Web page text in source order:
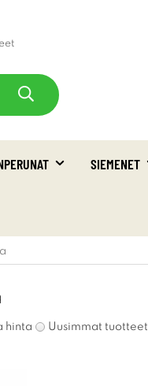
SIEMENET
hinta Uusimmat tuotteet